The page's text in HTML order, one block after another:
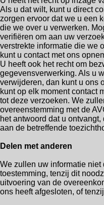
Als u dat wilt, kunt u direct
zorgen ervoor dat we u een
die we over u verwerken.
verifiëren om aan uw
verstrekte informatie die we
kunt u contact met ons
U heeft ook het recht om
gegevensverwerking. Als u
verwijderen, dan kunt u ons
kunt op elk moment contact
tot deze verzoeken. We
overeenstemming met de
het antwoord dat u
aan de betreffende
Delen met anderen
We zullen uw informatie
toestemming, tenzij dit
uitvoering van de
ons heeft afgesloten, of